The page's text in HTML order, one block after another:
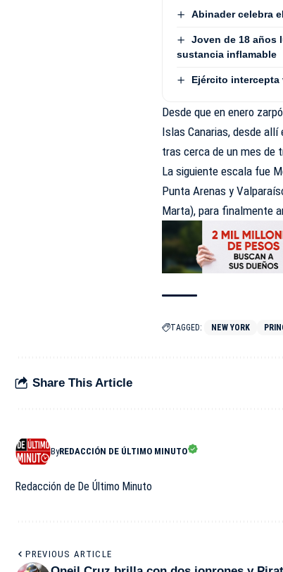
Abinader celebra
Joven de 18 años
sustancia inflamable
Ejército
Desde que en enero
Islas Canarias, desde allí
tras cerca de un mes de
La siguiente escala fue
Punta Arenas y
Marta), para finalmente
TAGGED: NEW YORK
Share This Article
ByREDACCIÓN DE ÚLTIMO MINUTO
Redacción de De Último Minuto
PREVIOUS ARTICLE